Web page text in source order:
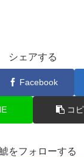
シェアする
Facebook
コ
をフォローする